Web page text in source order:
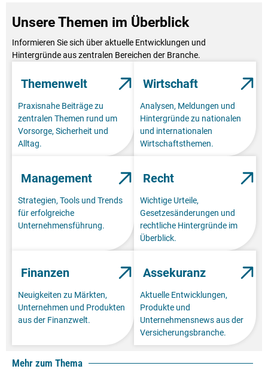
Unsere Themen im Überblick
Informieren Sie sich über aktuelle Entwicklungen und
Hintergründe aus zentralen Bereichen der Branche.
Themenwelt
Praxisnahe Beiträge zu
zentralen Themen rund um
Vorsorge, Sicherheit und
Alltag.
Wirtschaft
Analysen, Meldungen und
Hintergründe zu nationalen
und internationalen
Wirtschaftsthemen.
Management
Strategien, Tools und Trends
für erfolgreiche
Unternehmensführung.
Recht
Wichtige Urteile,
Gesetzesänderungen und
rechtliche Hintergründe im
Überblick.
Finanzen
Neuigkeiten zu Märkten,
Unternehmen und Produkten
aus der Finanzwelt.
Assekuranz
Aktuelle Entwicklungen,
Produkte und
Unternehmensnews aus der
Versicherungsbranche.
Mehr zum Thema